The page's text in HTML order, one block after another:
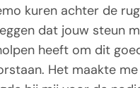
kuren achter de
dat jouw steun
heeft om dit
Het maakte